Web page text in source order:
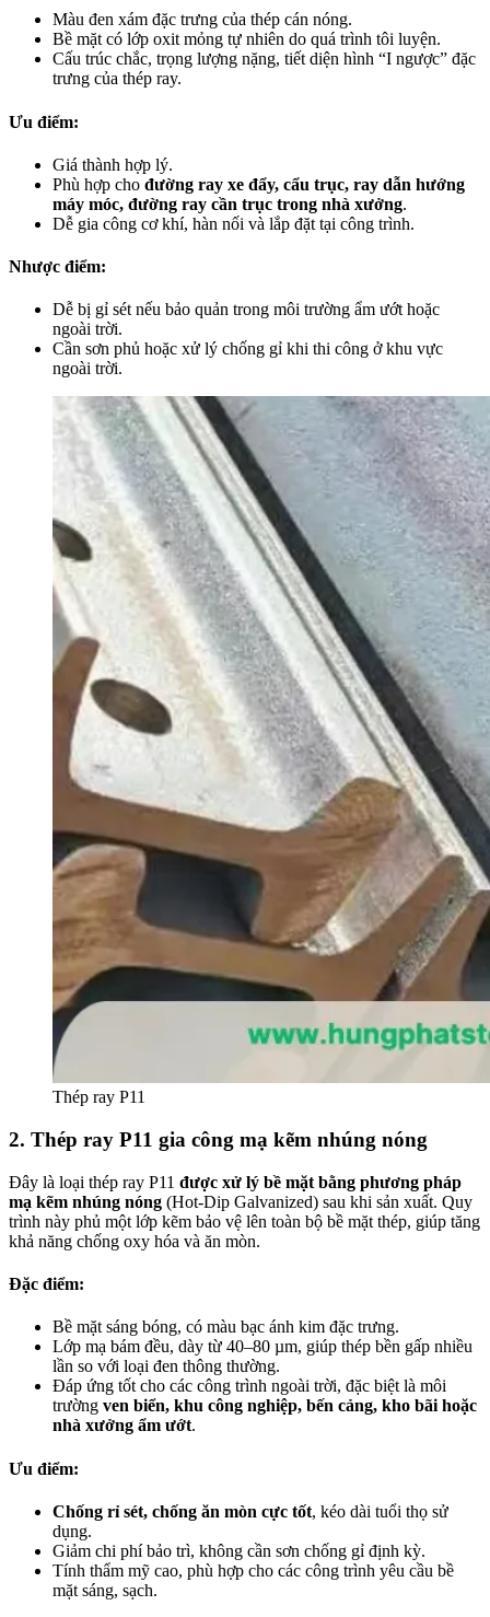
Màu đen xám đặc trưng của thép cán nóng.
Bề mặt có lớp oxit mỏng tự nhiên do quá trình tôi luyện.
Cấu trúc chắc, trọng lượng nặng, tiết diện hình “I ngược” đặc
trưng của thép ray.
Ưu điểm:
Giá thành hợp lý.
Phù hợp cho đường ray xe đẩy, cẩu trục, ray dẫn hướng
máy móc, đường ray cần trục trong nhà xưởng.
Dễ gia công cơ khí, hàn nối và lắp đặt tại công trình.
Nhược điểm:
Dễ bị gỉ sét nếu bảo quản trong môi trường ẩm ướt hoặc
ngoài trời.
Cần sơn phủ hoặc xử lý chống gỉ khi thi công ở khu vực
ngoài trời.
Thép ray P11
2. Thép ray P11 gia công mạ kẽm nhúng nóng
Đây là loại thép ray P11 được xử lý bề mặt bằng phương pháp
mạ kẽm nhúng nóng (Hot-Dip Galvanized) sau khi sản xuất. Quy
trình này phủ một lớp kẽm bảo vệ lên toàn bộ bề mặt thép, giúp tăng
khả năng chống oxy hóa và ăn mòn.
Đặc điểm:
Bề mặt sáng bóng, có màu bạc ánh kim đặc trưng.
Lớp mạ bám đều, dày từ 40–80 µm, giúp thép bền gấp nhiều
lần so với loại đen thông thường.
Đáp ứng tốt cho các công trình ngoài trời, đặc biệt là môi
trường ven biển, khu công nghiệp, bến cảng, kho bãi hoặc
nhà xưởng ẩm ướt.
Ưu điểm:
Chống rỉ sét, chống ăn mòn cực tốt, kéo dài tuổi thọ sử
dụng.
Giảm chi phí bảo trì, không cần sơn chống gỉ định kỳ.
Tính thẩm mỹ cao, phù hợp cho các công trình yêu cầu bề
mặt sáng, sạch.